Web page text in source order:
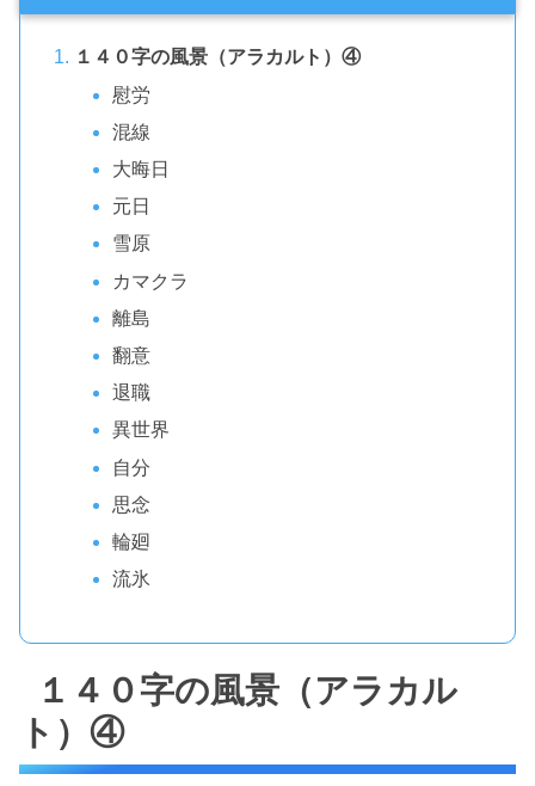
１４０字の風景（アラカルト）④
慰労
混線
大晦日
元日
雪原
カマクラ
離島
翻意
退職
異世界
自分
思念
輪廻
流氷
１４０字の風景（アラカル
ト）④